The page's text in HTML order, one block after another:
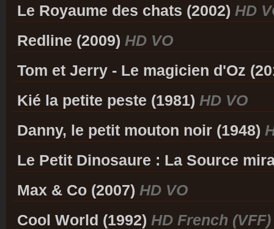
Le Royaume des chats (2002) HD
Redline (2009) HD VO
Tom et Jerry - Le magicien d'Oz
Kié la petite peste (1981) HD VO
Danny, le petit mouton noir (1948)
Le Petit Dinosaure : La Source
Max & Co (2007) HD VO
Cool World (1992) HD French (VFF)